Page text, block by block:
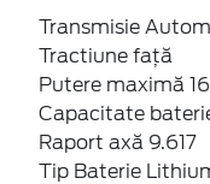
Transmisie
Tractiune față
Putere maximă
Capacitate
Raport axă 9.617
Tip Baterie